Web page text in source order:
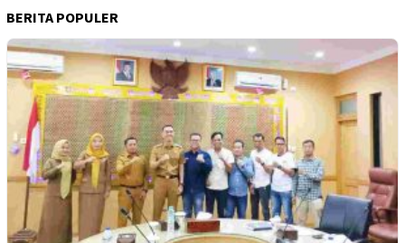
BERITA POPULER